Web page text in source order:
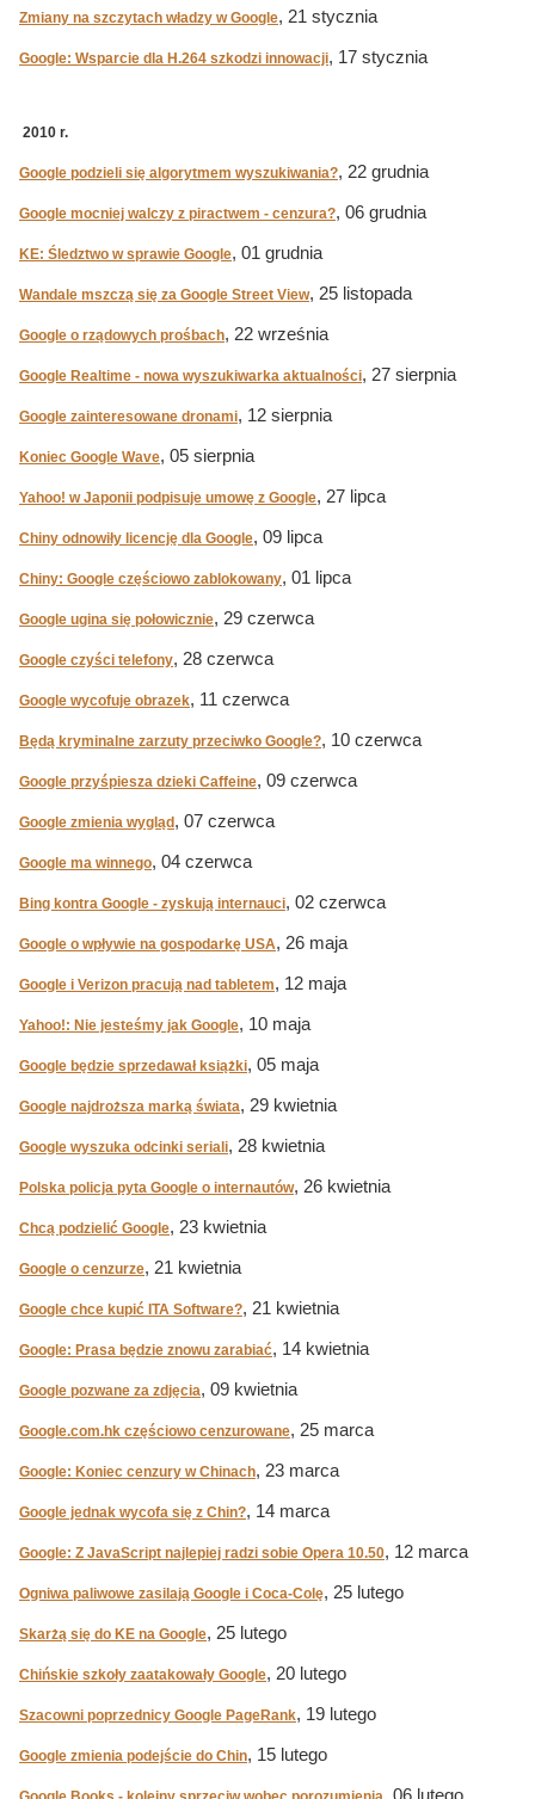
Zmiany na szczytach władzy w Google, 21 stycznia
Google: Wsparcie dla H.264 szkodzi innowacji, 17 stycznia
2010 r.
Google podzieli się algorytmem wyszukiwania?, 22 grudnia
Google mocniej walczy z piractwem - cenzura?, 06 grudnia
KE: Śledztwo w sprawie Google, 01 grudnia
Wandale mszczą się za Google Street View, 25 listopada
Google o rządowych prośbach, 22 września
Google Realtime - nowa wyszukiwarka aktualności, 27 sierpnia
Google zainteresowane dronami, 12 sierpnia
Koniec Google Wave, 05 sierpnia
Yahoo! w Japonii podpisuje umowę z Google, 27 lipca
Chiny odnowiły licencję dla Google, 09 lipca
Chiny: Google częściowo zablokowany, 01 lipca
Google ugina się połowicznie, 29 czerwca
Google czyści telefony, 28 czerwca
Google wycofuje obrazek, 11 czerwca
Będą kryminalne zarzuty przeciwko Google?, 10 czerwca
Google przyśpiesza dzieki Caffeine, 09 czerwca
Google zmienia wygląd , 07 czerwca
Google ma winnego, 04 czerwca
Bing kontra Google - zyskują internauci, 02 czerwca
Google o wpływie na gospodarkę USA, 26 maja
Google i Verizon pracują nad tabletem, 12 maja
Yahoo!: Nie jesteśmy jak Google, 10 maja
Google będzie sprzedawał książki, 05 maja
Google najdroższa marką świata, 29 kwietnia
Google wyszuka odcinki seriali, 28 kwietnia
Polska policja pyta Google o internautów, 26 kwietnia
Chcą podzielić Google, 23 kwietnia
Google o cenzurze, 21 kwietnia
Google chce kupić ITA Software?, 21 kwietnia
Google: Prasa będzie znowu zarabiać, 14 kwietnia
Google pozwane za zdjęcia, 09 kwietnia
Google.com.hk częściowo cenzurowane, 25 marca
Google: Koniec cenzury w Chinach, 23 marca
Google jednak wycofa się z Chin?, 14 marca
Google: Z JavaScript najlepiej radzi sobie Opera 10.50, 12 marca
Ogniwa paliwowe zasilają Google i Coca-Colę, 25 lutego
Skarżą się do KE na Google, 25 lutego
Chińskie szkoły zaatakowały Google, 20 lutego
Szacowni poprzednicy Google PageRank, 19 lutego
Google zmienia podejście do Chin, 15 lutego